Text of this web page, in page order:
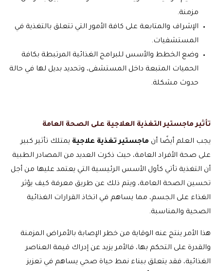
مزمنة.
الإشراف والمتابعة على كافة الأمور التي تتعلق بالتغذية في
المستشفيات.
وضع الخطط والأسس للبرامج الغذائية المرتبطة بكافة
الحميات المتبعة داخل المستشفى، وتحديد بديل لها في حالة
حدوث مشكلة.
تأثير ماجستير التغذية العلاجية على الصحة العامة
يجب العلم أيضًا أن ماجستير تغذية علاجية يمتلك تأثير كبير
على صحة الأفراد العامة، حيث ذكرت العديد من المصادر الطبية
أن التغذية تأتي كأول الأسس الرئيسية التي يعتمد عليها من أجل
تحسين الصحة العامة، ويتم ذلك عن طريق معرفة كيف يؤثر
الغذاء على الجسم، مما يساهم في اتخاذ القرارات الغذائية
الصحية والمناسبة.
هذا الأمر ينتج عنه الوقاية من خطر الإصابة بالأمراض المزمنة
والقدرة على التحكم بها، فالأمر يزيد عن إدراك قيمة العناصر
الغذائية، فقد يتعلق ببناء نمط حياة صحي يساهم في تعزيز